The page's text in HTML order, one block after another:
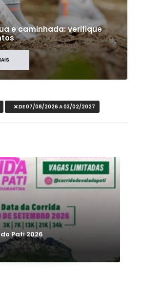
e caminhada: verifique
DE 07/08/2026 A 03/02/2027
Pati 2026